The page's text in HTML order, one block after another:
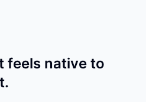
feels native to